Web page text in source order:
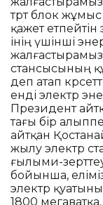
төрт блок
қажет
інің үшінші
стансысының
деп атап
енді электр
Президент
тағы бір
айтқан
жылу электр
ғылыми-
бойынша,
электр
1800